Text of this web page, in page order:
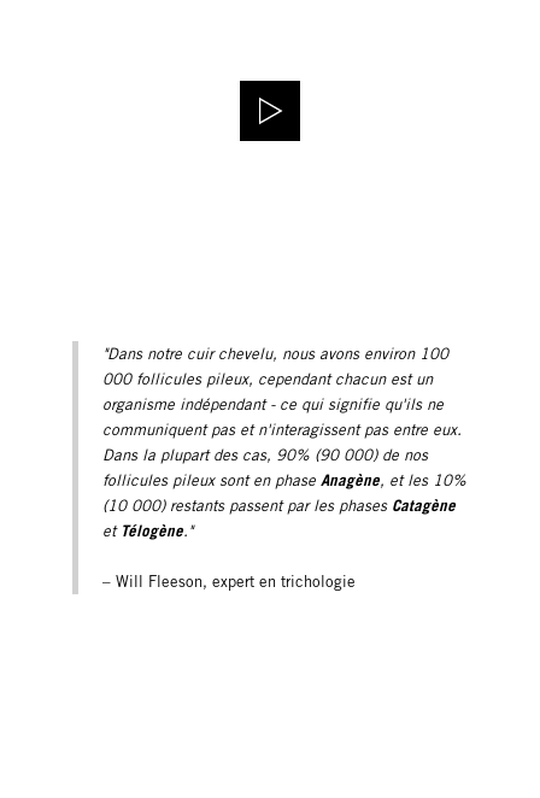
"Dans notre cuir chevelu, nous avons environ 100
000 follicules pileux, cependant chacun est un
organisme indépendant - ce qui signifie qu'ils ne
communiquent pas et n'interagissent pas entre eux.
Dans la plupart des cas, 90% (90 000) de nos
follicules pileux sont en phase Anagène, et les 10%
(10 000) restants passent par les phases Catagène
et Télogène."
– Will Fleeson, expert en trichologie